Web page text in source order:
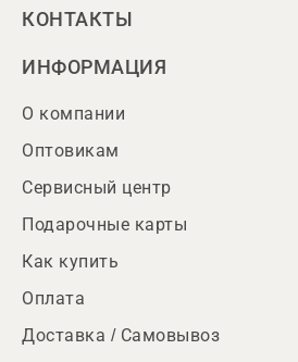
КОНТАКТЫ
ИНФОРМАЦИЯ
О компании
Оптовикам
Сервисный центр
Подарочные карты
Как купить
Оплата
Доставка / Самовывоз